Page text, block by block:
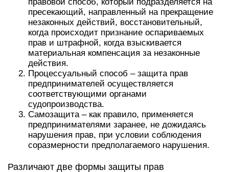
пресекающий, направленный на прекращение
незаконных действий, восстановительный,
когда происходит признание оспариваемых
прав и штрафной, когда взыскивается
материальная компенсация за незаконные
действия.
Процессуальный способ – защита прав
предпринимателей осуществляется
соответствующими органами
судопроизводства.
Самозащита – как правило, применяется
предпринимателями заранее, не дожидаясь
нарушения прав, при условии соблюдения
соразмерности предполагаемого нарушения.
Различают две формы защиты прав